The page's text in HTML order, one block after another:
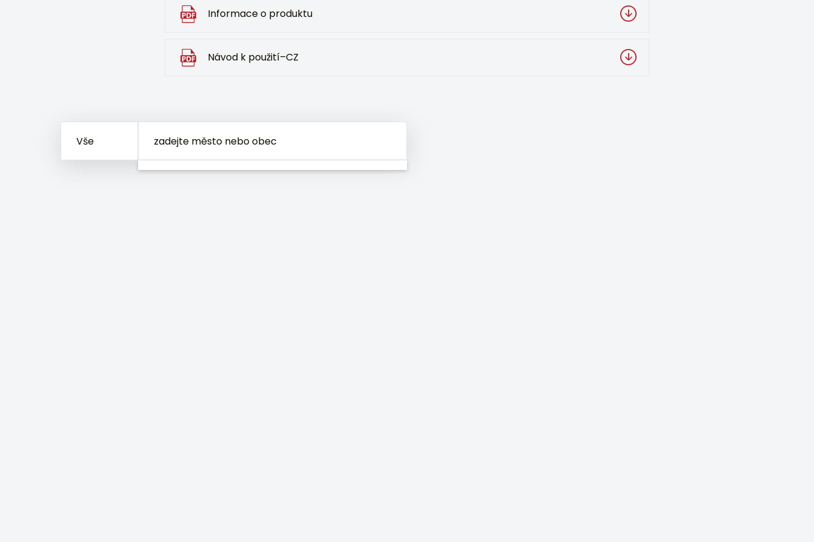
Informace o produktu
Návod k použití–CZ